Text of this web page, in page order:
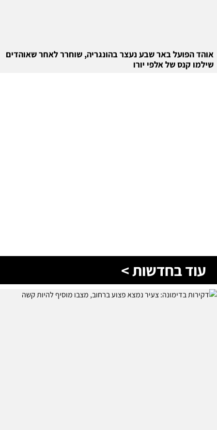
אוהד הפועל באר שבע נעצר בהונגריה, שוחרר לאחר שאוהדים
שילמו קנס של אלפי יורו
עוד בחדשות >